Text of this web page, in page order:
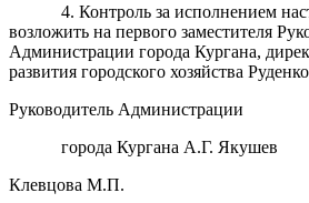
4. Контроль за исполнением
возложить на первого заместителя
Администрации города Кургана,
развития городского хозяйства
Руководитель Администрации
города Кургана А.Г. Якушев
Клевцова М.П.